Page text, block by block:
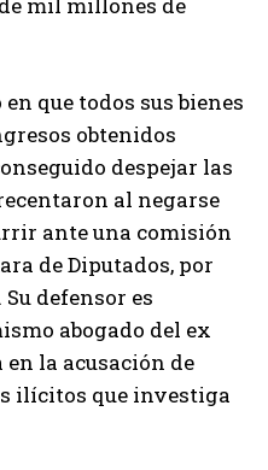
mil millones de
que todos sus bienes
obtenidos
despejar las
al negarse
ante una comisión
de Diputados, por
defensor es
abogado del ex
la acusación de
ilícitos que investiga